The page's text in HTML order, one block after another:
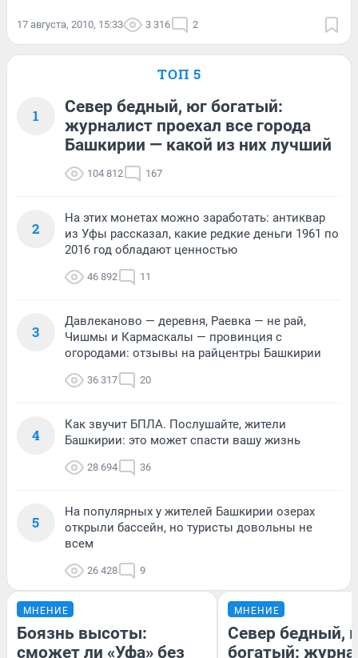
17 августа, 2010, 15:33 3 316 2
ТОП 5
1
Север бедный, юг богатый:
журналист проехал все города
Башкирии — какой из них лучший
104 812 167
2
На этих монетах можно заработать: антиквар
из Уфы рассказал, какие редкие деньги 1961 по
2016 год обладают ценностью
46 892 11
3
Давлеканово — деревня, Раевка — не рай,
Чишмы и Кармаскалы — провинция с
огородами: отзывы на райцентры Башкирии
36 317 20
4
Как звучит БПЛА. Послушайте, жители
Башкирии: это может спасти вашу жизнь
28 694 36
5
На популярных у жителей Башкирии озерах
открыли бассейн, но туристы довольны не
всем
26 428 9
МНЕНИЕ
Боязнь высоты:
сможет ли «Уфа» без
МНЕНИЕ
Север бедный,
богатый: